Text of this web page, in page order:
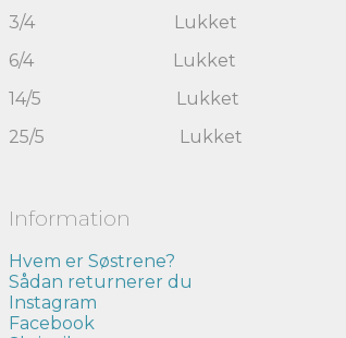
3/4 Lukket
6/4 Lukket
14/5 Lukket
25/5 Lukket
Information
Hvem er Søstrene?
Sådan returnerer du
Instagram
Facebook